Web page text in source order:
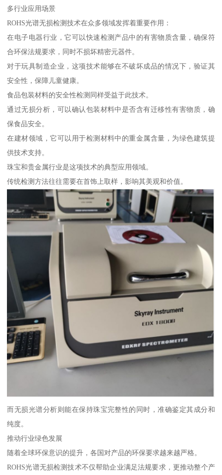
多行业应用场景
ROHS光谱无损检测技术在众多领域发挥着重要作用：
在电子电器行业，它可以快速检测产品中的有害物质含量，确保符
合环保法规要求，同时不损坏精密元器件。
对于玩具制造企业，这项技术能够在不破坏成品的情况下，验证其
安全性，保障儿童健康。
食品包装材料的安全性检测同样受益于此技术。
通过无损分析，可以确认包装材料中是否含有迁移性有害物质，确
保食品安全。
在建材领域，它可以用于检测材料中的重金属含量，为绿色建筑提
供技术支持。
珠宝和贵金属行业是这项技术的典型应用领域。
传统检测方法往往需要在首饰上取样，影响其美观和价值。
而无损光谱分析则能在保持珠宝完整性的同时，准确鉴定其成分和
纯度。
推动行业绿色发展
随着全球环保意识的提升，各国对产品的环保要求越来越严格。
ROHS光谱无损检测技术不仅帮助企业满足法规要求，更推动整个产